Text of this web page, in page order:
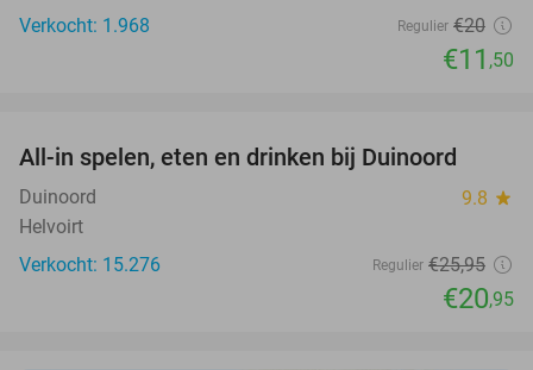
Verkocht: 1.968
Regulier €20
€11 ,50
All-in spelen, eten en drinken bij Duinoord
Duinoord 9.8 star
Helvoirt
Verkocht: 15.276
Regulier €25,95
€20,95